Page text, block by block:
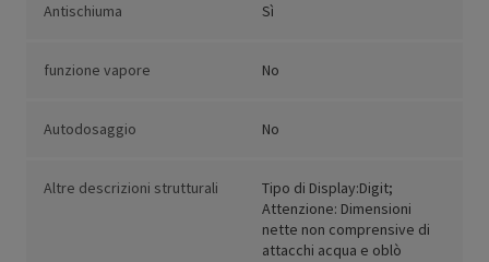
Antischiuma Sì
funzione vapore No
Autodosaggio No
Altre descrizioni strutturali
Tipo di Display:Digit;
Attenzione: Dimensioni
nette non comprensive di
attacchi acqua e oblò